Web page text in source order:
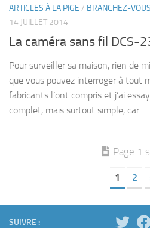
ARTICLES À LA PIGE / BRANCHEZ-VOUS
14 JUILLET 2014
La caméra sans fil DCS-
Pour surveiller sa maison, rien de
que vous pouvez interroger à tout
fabricants l’ont compris et j’ai
complet, mais surtout simple, car...
Page 1
1 2
SUIVRE :